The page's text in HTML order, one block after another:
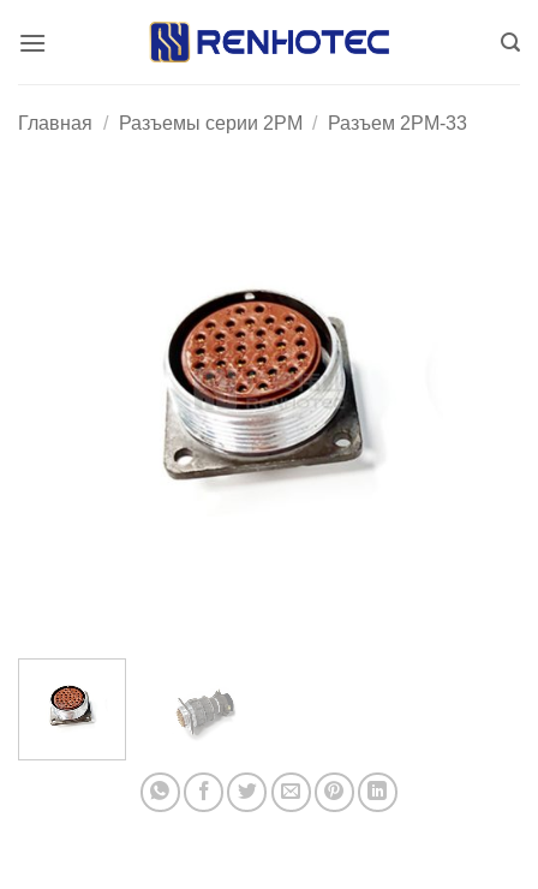
Главная / Разъемы серии 2PM / Разъем 2PM-33